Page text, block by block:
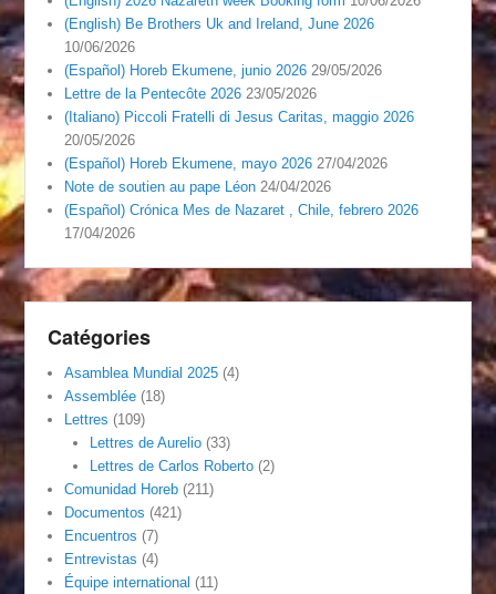
(English) Be Brothers Uk and Ireland, June 2026
10/06/2026
(Español) Horeb Ekumene, junio 2026 29/05/2026
Lettre de la Pentecôte 2026 23/05/2026
(Italiano) Piccoli Fratelli di Jesus Caritas, maggio 2026
20/05/2026
(Español) Horeb Ekumene, mayo 2026 27/04/2026
Note de soutien au pape Léon 24/04/2026
(Español) Crónica Mes de Nazaret , Chile, febrero 2026
17/04/2026
Catégories
Asamblea Mundial 2025 (4)
Assemblée (18)
Lettres (109)
Lettres de Aurelio(33)
Lettres de Carlos Roberto(2)
Comunidad Horeb (211)
Documentos (421)
Encuentros (7)
Entrevistas (4)
Équipe international (11)